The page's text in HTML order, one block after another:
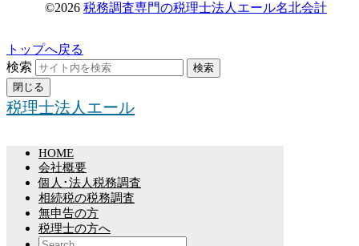
©2026 税務調査専門の税理士法人エール名北会計
トップへ戻る
検索
検索
閉じる
税理士法人エール
HOME
会社概要
個人･法人税務調査
相続税の税務調査
無申告の方
税理士の方へ